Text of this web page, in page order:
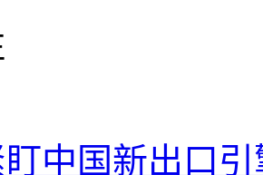
中国新出口